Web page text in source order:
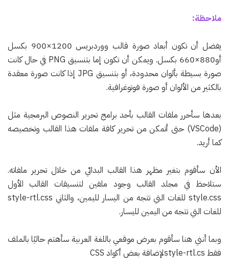
ملاحظة:
يفضل أن تكون أبعاد صورة قالب ووردبريس 1200×900 بكسل
أو880×660 بكسل. ويمكن أن تكون إما بتنسيق PNG في حال كانت
صورة بسيطة بألوان محدودة، أو بتنسيق JPG إذا كانت صورة معقدة
بالكثير من الألوان أو صورة فوتوغرافية.
بعدها سأحرر ملفات القالب بأحد برامج تحرير النصوص البرمجية مثل
(VSCode) حتى أتمكن من تحرير كافة ملفات هذا القالب وتخصيصه
كما أريد.
الأن سأقوم بتغير مظهر هذا القالب البدائي من خلال تحرير ملفاته.
ستلاحظ في مجلد القالب وجود ملفين لتنسيقات القالب الأول
style.css للغات التي تتجه من اليسار لليمين، والثاني style-rtl.css
للغات التي تتجه من اليمين لليسار.
وبما أنني هنا سأقوم بعرض موقعي باللغة العربية سأهتم حاليًا بالملف
فقط style-rtl.csلإضافة بعض أكواد CSS